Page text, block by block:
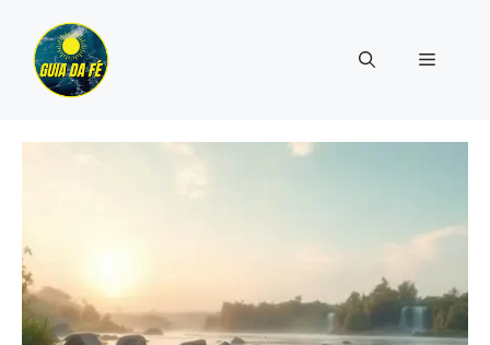
para
conteúdo
Menu